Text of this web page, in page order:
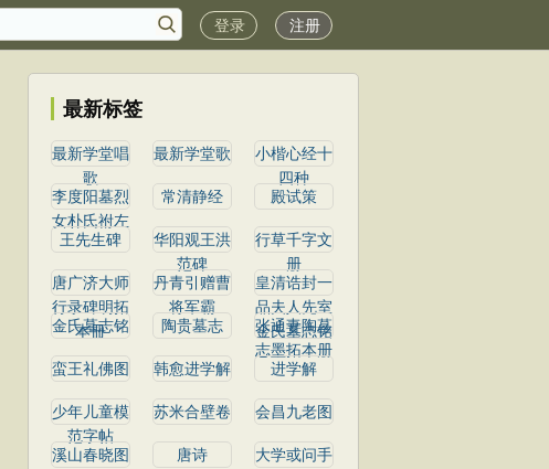
登录 注册
最新标签
最新学堂唱
歌
最新学堂歌
小楷心经十
四种
李度阳墓烈
女朴氏祔左
常清静经 殿试策
王先生碑
华阳观王洪
范碑
行草千字文
册
唐广济大师
行录碑明拓
本冊
丹青引赠曹
将军霸
皇清诰封一
品夫人先室
金氏墓志铭
金氏墓志铭 陶贵墓志
张通妻陶墓
志墨拓本册
蛮王礼佛图
韩愈进学解 进学解
少年儿童模
范字帖
苏米合壁卷 会昌九老图
溪山春晓图 唐诗
大学或问手